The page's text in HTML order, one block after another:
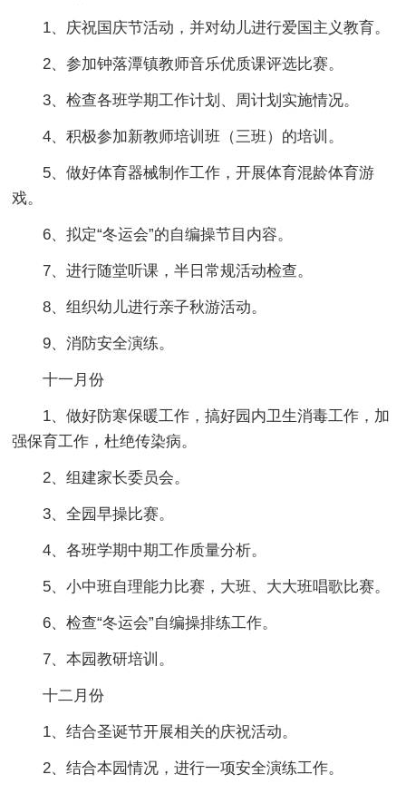
1、庆祝国庆节活动，并对幼儿进行爱国主义教育。
2、参加钟落潭镇教师音乐优质课评选比赛。
3、检查各班学期工作计划、周计划实施情况。
4、积极参加新教师培训班（三班）的培训。
5、做好体育器械制作工作，开展体育混龄体育游
戏。
6、拟定“冬运会”的自编操节目内容。
7、进行随堂听课，半日常规活动检查。
8、组织幼儿进行亲子秋游活动。
9、消防安全演练。
十一月份
1、做好防寒保暖工作，搞好园内卫生消毒工作，加
强保育工作，杜绝传染病。
2、组建家长委员会。
3、全园早操比赛。
4、各班学期中期工作质量分析。
5、小中班自理能力比赛，大班、大大班唱歌比赛。
6、检查“冬运会”自编操排练工作。
7、本园教研培训。
十二月份
1、结合圣诞节开展相关的庆祝活动。
2、结合本园情况，进行一项安全演练工作。